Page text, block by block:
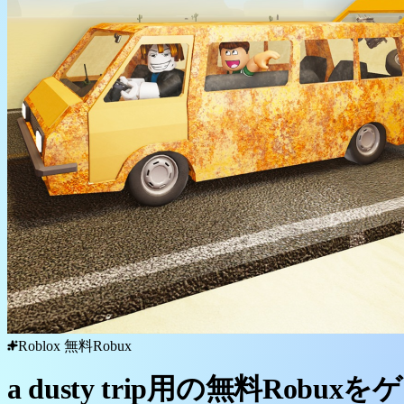
Roblox 無料Robux
a dusty trip用の無料Robuxを